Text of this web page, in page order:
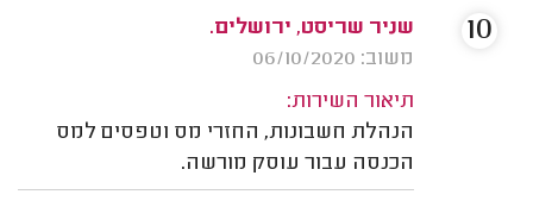
שניר שריסט, ירושלים.
משוב: 06/10/2020
תיאור השירות:
הנהלת חשבונות, החזרי מס וטפסים למס
הכנסה עבור עוסק מורשה.
10